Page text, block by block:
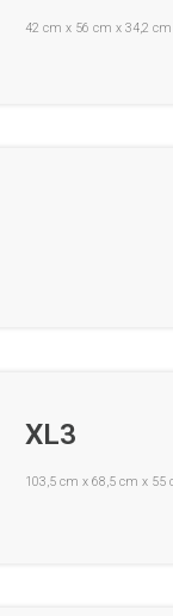
42 cm x 56 cm x 34,2 cm
XL3
103,5 cm x 68,5 cm x 55